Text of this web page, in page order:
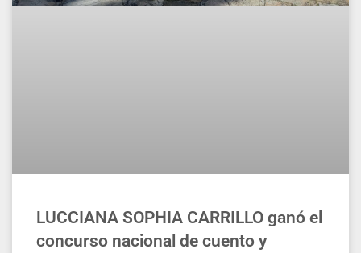
LUCCIANA SOPHIA CARRILLO ganó el
concurso nacional de cuento y